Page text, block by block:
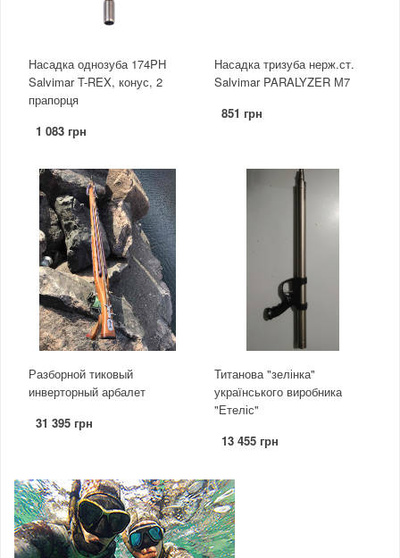
Насадка однозуба 174PH
Salvimar T-REX, конус, 2
прапорця
1 083 грн
Насадка тризуба нерж.ст.
Salvimar PARALYZER М7
851 грн
Разборной тиковый
инверторный арбалет
31 395 грн
Титанова "зелінка"
українського виробника
"Етеліс"
13 455 грн